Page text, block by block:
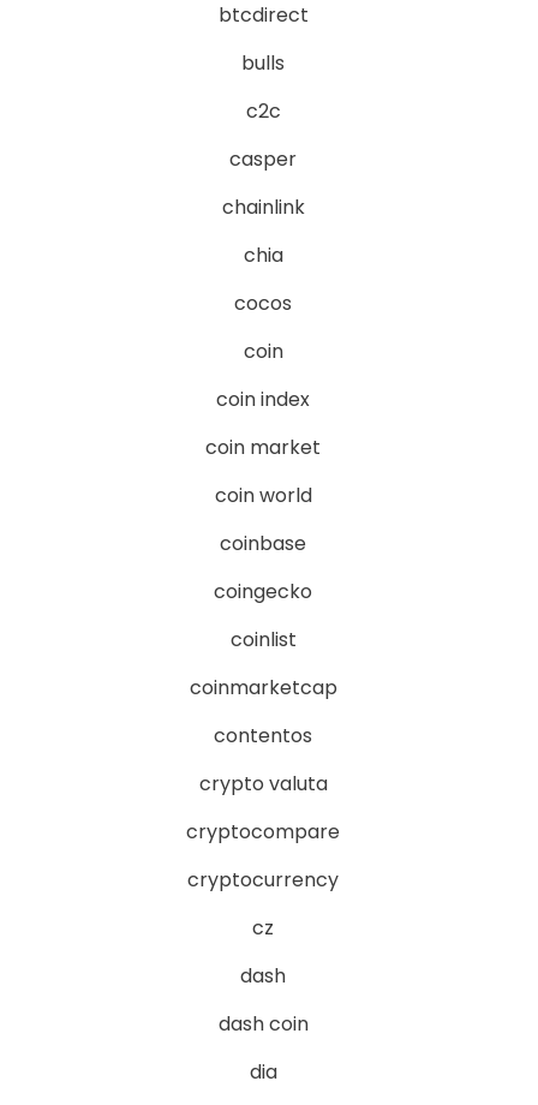
btcdirect
bulls
c2c
casper
chainlink
chia
cocos
coin
coin index
coin market
coin world
coinbase
coingecko
coinlist
coinmarketcap
contentos
crypto valuta
cryptocompare
cryptocurrency
cz
dash
dash coin
dia